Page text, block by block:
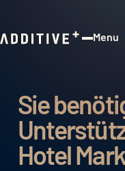
Menu
Sie
Hotel